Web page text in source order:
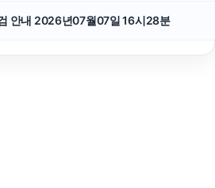
안내 2026년07월07일 16시28분